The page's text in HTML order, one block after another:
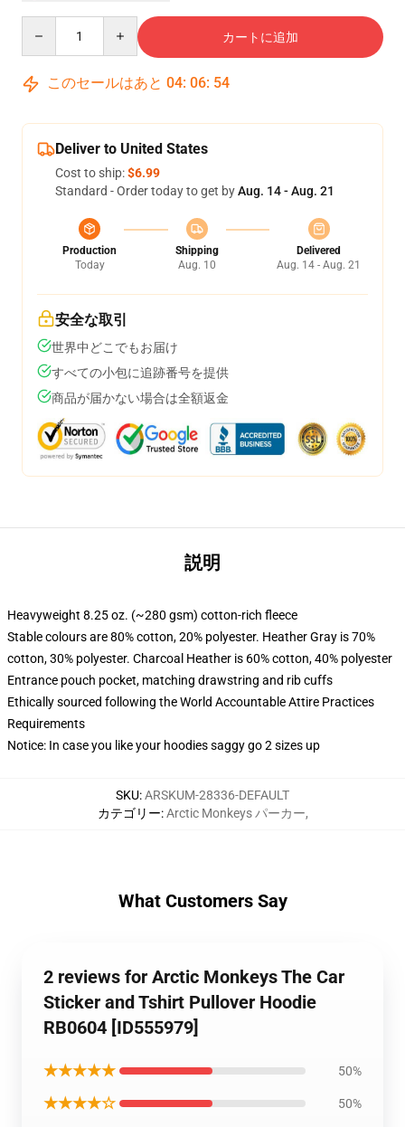
カートに追加
このセールはあと 04: 06: 53
Deliver to United States
Cost to ship:$6.99
Standard - Order today to get byAug. 14 - Aug. 21
Production
Today
Shipping
Aug. 10
Delivered
Aug. 14 - Aug. 21
安全な取引
世界中どこでもお届け
すべての小包に追跡番号を提供
商品が届かない場合は全額返金
説明
Heavyweight 8.25 oz. (~280 gsm) cotton-rich fleece
Stable colours are 80% cotton, 20% polyester. Heather Gray is 70%
cotton, 30% polyester. Charcoal Heather is 60% cotton, 40% polyester
Entrance pouch pocket, matching drawstring and rib cuffs
Ethically sourced following the World Accountable Attire Practices
Requirements
Notice: In case you like your hoodies saggy go 2 sizes up
SKU:ARSKUM-28336-DEFAULT
カテゴリー:Arctic Monkeys パーカー,
What Customers Say
2 reviews for Arctic Monkeys The Car
Sticker and Tshirt Pullover Hoodie
RB0604 [ID555979]
★★★★★ 50%
★★★★☆ 50%